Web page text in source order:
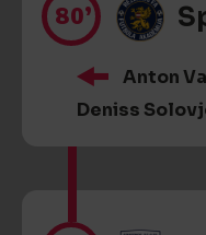
80’
Anton
Deniss